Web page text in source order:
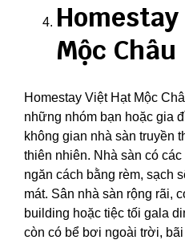
Mộc Châu
Homestay Việt Hạt Mộc
những nhóm bạn hoặc gia
không gian nhà sàn truyền
thiên nhiên. Nhà sàn có
ngăn cách bằng rèm, sạch
mát. Sân nhà sàn rộng rãi,
building hoặc tiệc tối gala
còn có bể bơi ngoài trời,